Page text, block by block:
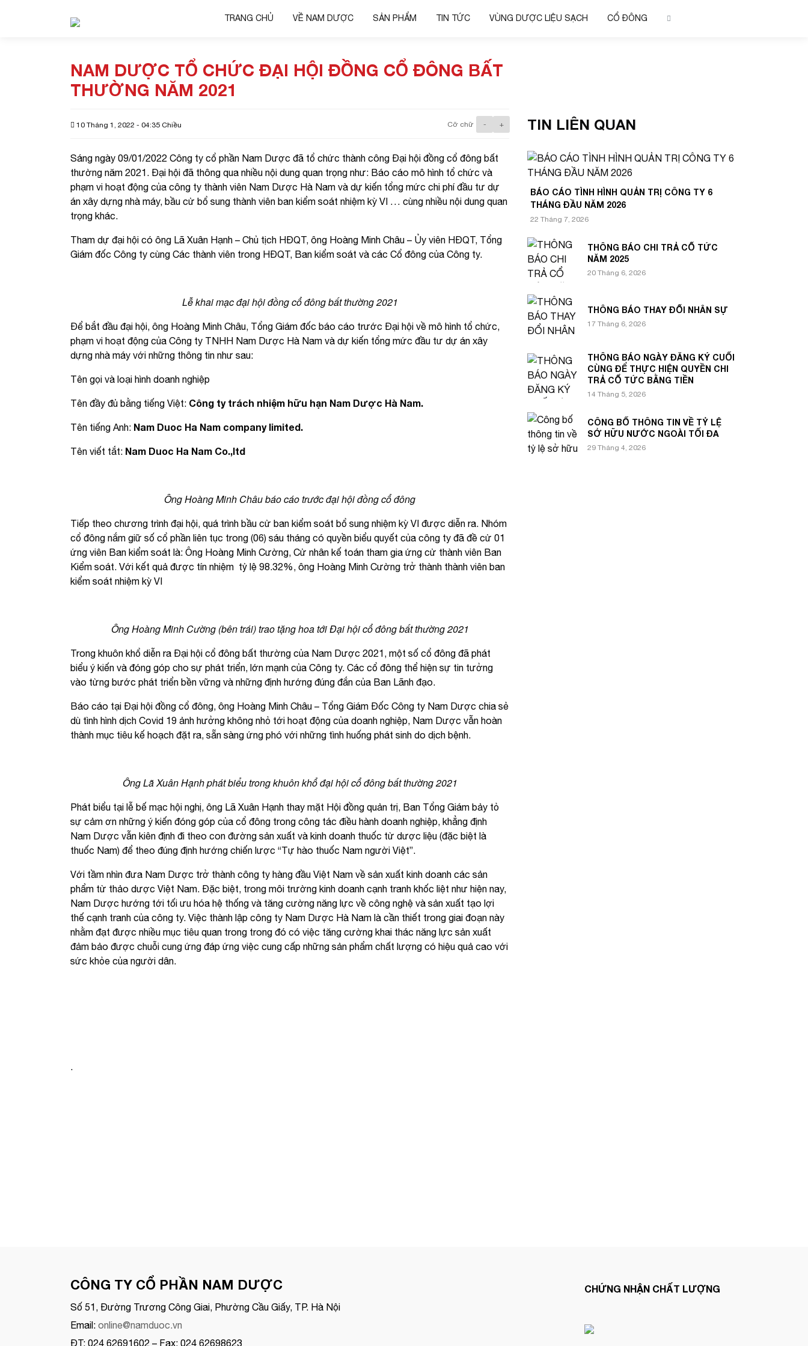
TRANG CHỦ VỀ NAM DƯỢC SẢN PHẨM TIN TỨC VÙNG DƯỢC LIỆU SẠCH CỔ ĐÔNG
NAM DƯỢC TỔ CHỨC ĐẠI HỘI ĐỒNG CỔ ĐÔNG BẤT
THƯỜNG NĂM 2021
10 Tháng 1, 2022 - 04:35 Chiều Cỡ chữ - +
Sáng ngày 09/01/2022 Công ty cổ phần Nam Dược đã tổ chức thành công Đại hội đồng cổ đông bất
thường năm 2021. Đại hội đã thông qua nhiều nội dung quan trọng như: Báo cáo mô hình tổ chức và
phạm vi hoạt động của công ty thành viên Nam Dược Hà Nam và dự kiến tổng mức chi phí đầu tư dự
án xây dựng nhà máy, bầu cử bổ sung thành viên ban kiểm soát nhiệm kỳ VI … cùng nhiều nội dung quan
trọng khác.
Tham dự đại hội có ông Lã Xuân Hạnh – Chủ tịch HĐQT, ông Hoàng Minh Châu – Ủy viên HĐQT, Tổng
Giám đốc Công ty cùng Các thành viên trong HĐQT, Ban kiểm soát và các Cổ đông của Công ty.
Lễ khai mạc đại hội đồng cổ đông bất thường 2021
Để bắt đầu đại hội, ông Hoàng Minh Châu, Tổng Giám đốc báo cáo trước Đại hội về mô hình tổ chức,
phạm vi hoạt động của Công ty TNHH Nam Dược Hà Nam và dự kiến tổng mức đầu tư dự án xây
dựng nhà máy với những thông tin như sau:
Tên gọi và loại hình doanh nghiệp
Tên đầy đủ bằng tiếng Việt: Công ty trách nhiệm hữu hạn Nam Dược Hà Nam.
Tên tiếng Anh: Nam Duoc Ha Nam company limited.
Tên viết tắt: Nam Duoc Ha Nam Co.,ltd
Ông Hoàng Minh Châu báo cáo trước đại hội đồng cổ đông
Tiếp theo chương trình đại hội, quá trình bầu cử ban kiểm soát bổ sung nhiệm kỳ VI được diễn ra. Nhóm
cổ đông nắm giữ số cổ phần liên tục trong (06) sáu tháng có quyền biểu quyết của công ty đã đề cử 01
ứng viên Ban kiểm soát là: Ông Hoàng Minh Cường, Cử nhân kế toán tham gia ứng cử thành viên Ban
Kiểm soát. Với kết quả được tín nhiệm tỷ lệ 98.32%, ông Hoàng Minh Cường trở thành thành viên ban
kiểm soát nhiệm kỳ VI
Ông Hoàng Minh Cường (bên trái) trao tặng hoa tới Đại hội cổ đông bất thường 2021
Trong khuôn khổ diễn ra Đại hội cổ đông bất thường của Nam Dược 2021, một số cổ đông đã phát
biểu ý kiến và đóng góp cho sự phát triển, lớn mạnh của Công ty. Các cổ đông thể hiện sự tin tưởng
vào từng bước phát triển bền vững và những định hướng đúng đắn của Ban Lãnh đạo.
Báo cáo tại Đại hội đồng cổ đông, ông Hoàng Minh Châu – Tổng Giám Đốc Công ty Nam Dược chia sẻ
dù tình hình dịch Covid 19 ảnh hưởng không nhỏ tới hoạt động của doanh nghiệp, Nam Dược vẫn hoàn
thành mục tiêu kế hoạch đặt ra, sẵn sàng ứng phó với những tình huống phát sinh do dịch bệnh.
Ông Lã Xuân Hạnh phát biểu trong khuôn khổ đại hội cổ đông bất thường 2021
Phát biểu tại lễ bế mạc hội nghị, ông Lã Xuân Hạnh thay mặt Hội đồng quản trị, Ban Tổng Giám bảy tỏ
sự cảm ơn những ý kiến đóng góp của cổ đông trong công tác điều hành doanh nghiệp, khẳng định
Nam Dược vẫn kiên định đi theo con đường sản xuất và kinh doanh thuốc từ dược liệu (đặc biệt là
thuốc Nam) để theo đúng định hướng chiến lược “Tự hào thuốc Nam người Việt”.
Với tầm nhìn đưa Nam Dược trở thành công ty hàng đầu Việt Nam về sản xuất kinh doanh các sản
phẩm từ thảo dược Việt Nam. Đặc biệt, trong môi trường kinh doanh cạnh tranh khốc liệt như hiện nay,
Nam Dược hướng tới tối ưu hóa hệ thống và tăng cường năng lực về công nghệ và sản xuất tạo lợi
thế cạnh tranh của công ty. Việc thành lập công ty Nam Dược Hà Nam là cần thiết trong giai đoạn này
nhằm đạt được nhiều mục tiêu quan trong trong đó có việc tăng cường khai thác năng lực sản xuất
đảm bảo được chuỗi cung ứng đáp ứng việc cung cấp những sản phẩm chất lượng có hiệu quả cao với
sức khỏe của người dân.
.
TIN LIÊN QUAN
BÁO CÁO TÌNH HÌNH QUẢN TRỊ CÔNG TY 6
THÁNG ĐẦU NĂM 2026
22 Tháng 7, 2026
THÔNG BÁO CHI TRẢ CỔ TỨC
NĂM 2025
20 Tháng 6, 2026
THÔNG BÁO THAY ĐỔI NHÂN SỰ
17 Tháng 6, 2026
THÔNG BÁO NGÀY ĐĂNG KÝ CUỐI
CÙNG ĐỂ THỰC HIỆN QUYỀN CHI
TRẢ CỔ TỨC BẰNG TIỀN
14 Tháng 5, 2026
CÔNG BỐ THÔNG TIN VỀ TỶ LỆ
SỞ HỮU NƯỚC NGOÀI TỐI ĐA
29 Tháng 4, 2026
CÔNG TY CỔ PHẦN NAM DƯỢC
Số 51, Đường Trương Công Giai, Phường Cầu Giấy, TP. Hà Nội
Email: online@namduoc.vn
ĐT: 024 62691602 – Fax: 024 62698623
CHỨNG NHẬN CHẤT LƯỢNG